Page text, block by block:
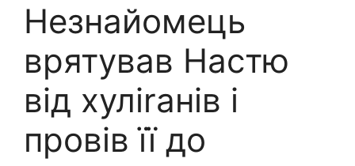
Незнайомець
врятував Настю
від хуліrанів і
провів її до